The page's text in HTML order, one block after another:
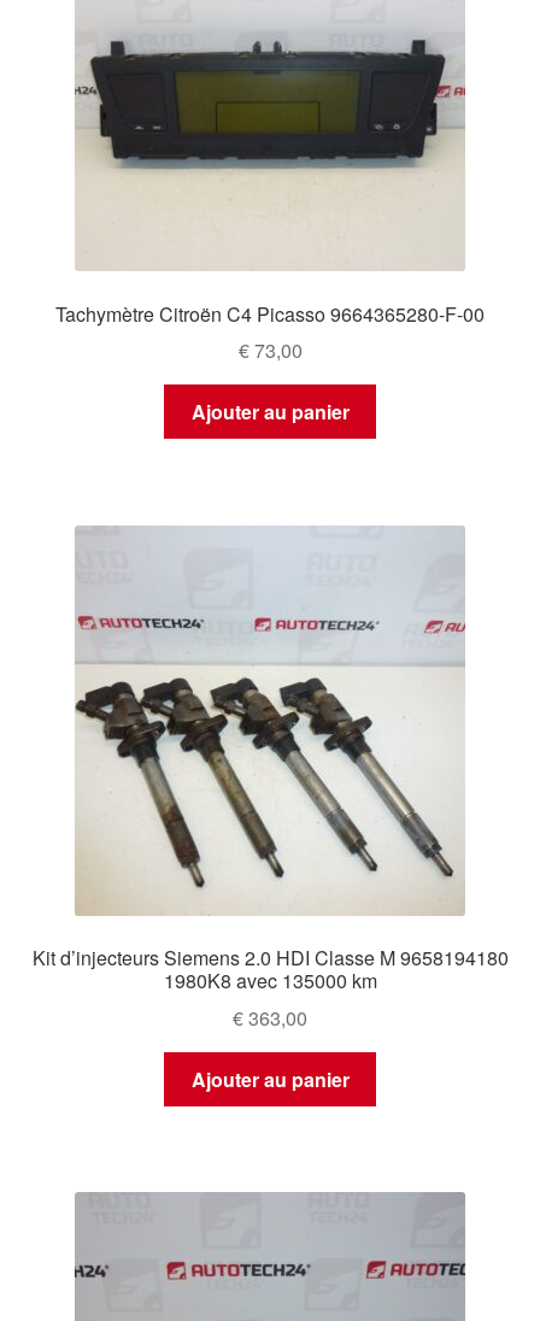
Tachymètre Citroën C4 Picasso 9664365280-F-00
€73,00
Ajouter au panier
Kit d’injecteurs Siemens 2.0 HDI Classe M 9658194180
1980K8 avec 135000 km
€363,00
Ajouter au panier